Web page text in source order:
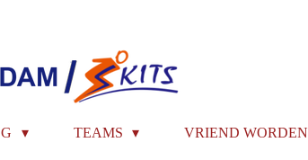
TEAMS VRIEND WORDEN